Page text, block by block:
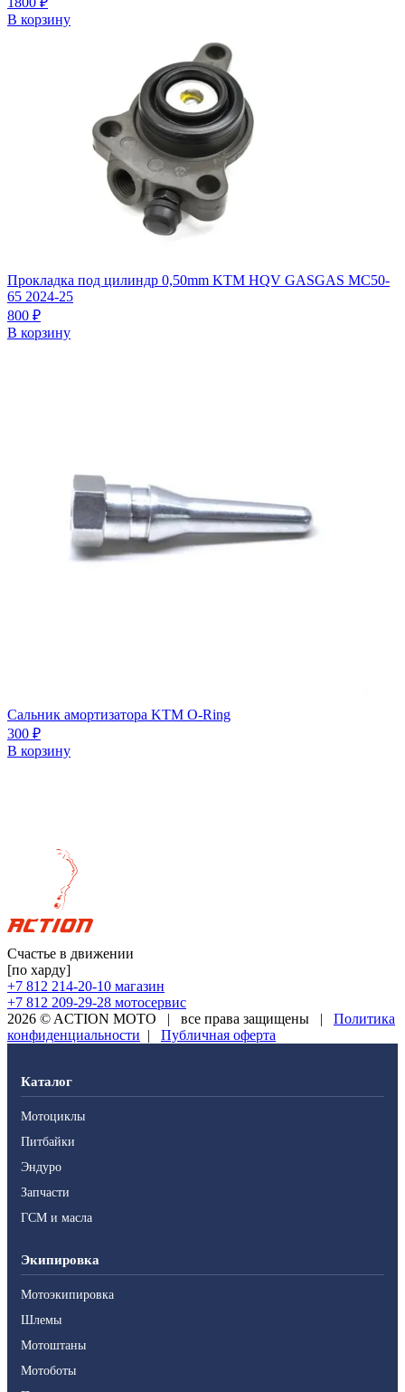
В корзину
Прокладка под цилиндр 0,50mm KTM HQV GASGAS MC50-
65 2024-25
800 ₽
В корзину
Сальник амортизатора KTM O-Ring
300 ₽
В корзину
Счастье в движении
[по харду]
+7 812 214-20-10 магазин
+7 812 209-29-28 мотосервис
2026 © ACTION MOTO | все права защищены |
Политика
конфиденциальности | Публичная оферта
Каталог
Мотоциклы
Питбайки
Эндуро
Запчасти
ГСМ и масла
Экипировка
Мотоэкипировка
Шлемы
Мотоштаны
Мотоботы